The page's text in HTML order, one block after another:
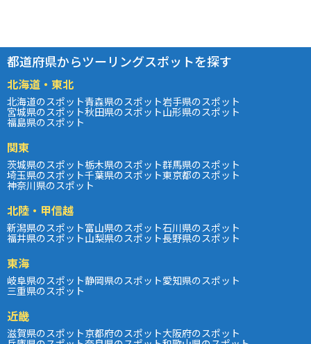
都道府県からツーリングスポットを探す
北海道・東北
北海道のスポット青森県のスポット岩手県のスポット
宮城県のスポット秋田県のスポット山形県のスポット
福島県のスポット
関東
茨城県のスポット栃木県のスポット群馬県のスポット
埼玉県のスポット千葉県のスポット東京都のスポット
神奈川県のスポット
北陸・甲信越
新潟県のスポット富山県のスポット石川県のスポット
福井県のスポット山梨県のスポット長野県のスポット
東海
岐阜県のスポット静岡県のスポット愛知県のスポット
三重県のスポット
近畿
滋賀県のスポット京都府のスポット大阪府のスポット